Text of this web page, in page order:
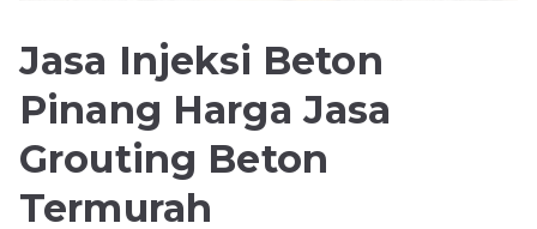
Jasa Injeksi Beton
Pinang Harga Jasa
Grouting Beton
Termurah